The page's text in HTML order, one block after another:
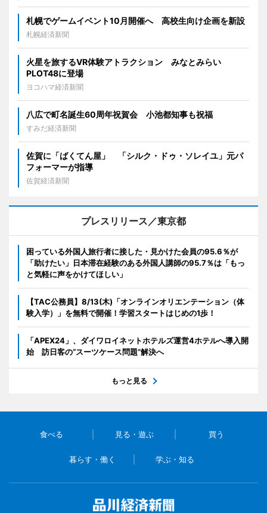
札幌でゲームイベント10月開催へ 高校生向け企画を新設
札幌経済新聞
火星を旅するVR体験アトラクション みなとみらい
PLOT48に登場
ヨコハマ経済新聞
八広で町名誕生60周年祝賀会 小池都知事も祝福
すみだ経済新聞
佐賀に「ばくてん屋」 「シルク・ドゥ・ソレイユ」元パ
フォーマーが指導
佐賀経済新聞
プレスリリース／東京都
困っている外国人旅行者に接した・見かけた会員の95.6％が
「助けたい」日本滞在経験のある外国人講師の95.7％は「もっ
と気軽に声をかけてほしい」
【TAC公務員】8/13(木)「オンラインオリエンテーション（体
験入学）」を無料で開催！学習スタートはじめの1歩！
「APEX24」、ダイワロイネットホテルズ運営4ホテルへ導入開
始 訪日客の“スーツケース問題”解決へ
もっと見る
食べる 見る・遊ぶ 買う
暮らす・働く 学ぶ・知る